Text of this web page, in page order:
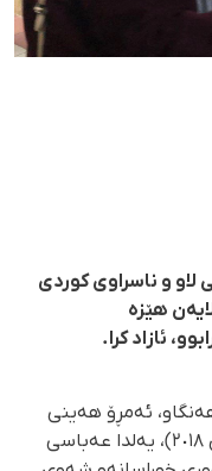
و ناسراوی کوردی
هێزە
ئازاد کرا.
ئەمڕۆ هەینی
(١٦ی سەرماوەزی ٢٧١٨ / ٧ی دێسامبری ٢٠١٨)، یەلدا عەباسی